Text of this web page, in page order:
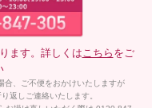
ます。詳しくは こちら をご
、ご不便をおかけいたしますが
返しご連絡いたします。